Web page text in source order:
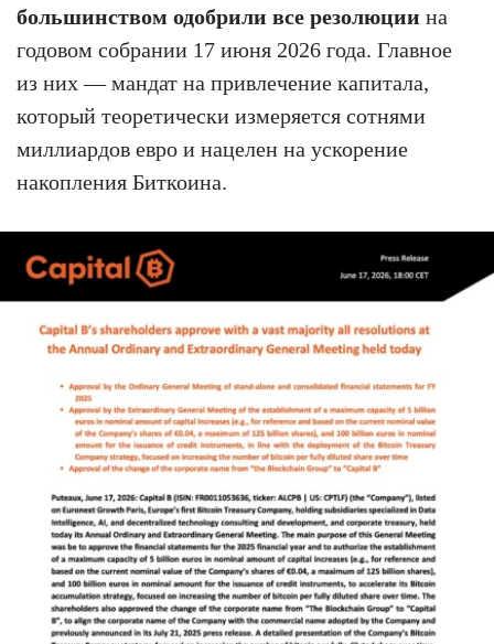
большинством одобрили все резолюции на
годовом собрании 17 июня 2026 года. Главное
из них — мандат на привлечение капитала,
который теоретически измеряется сотнями
миллиардов евро и нацелен на ускорение
накопления Биткоина.